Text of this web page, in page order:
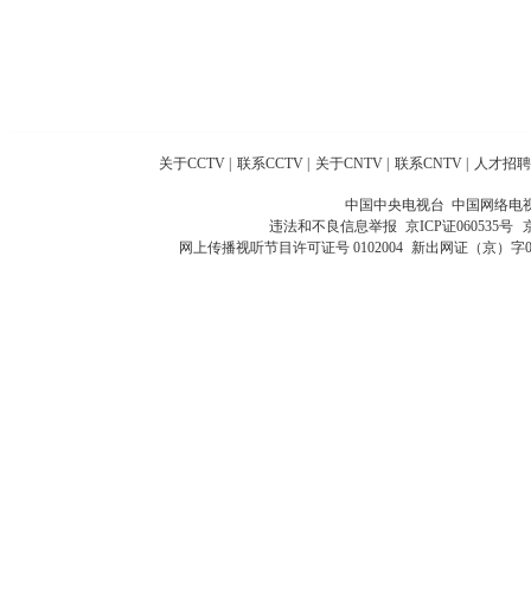
关于CCTV 联系CCTV 关于CNTV 联系CNTV 人才招聘
中国中央电视台 中国网络电
违法和不良信息举报 京ICP证060535号
网上传播视听节目许可证号 0102004 新出网证（京）